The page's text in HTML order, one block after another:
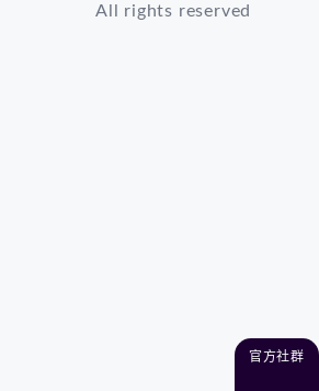
官方社群
All rights reserved